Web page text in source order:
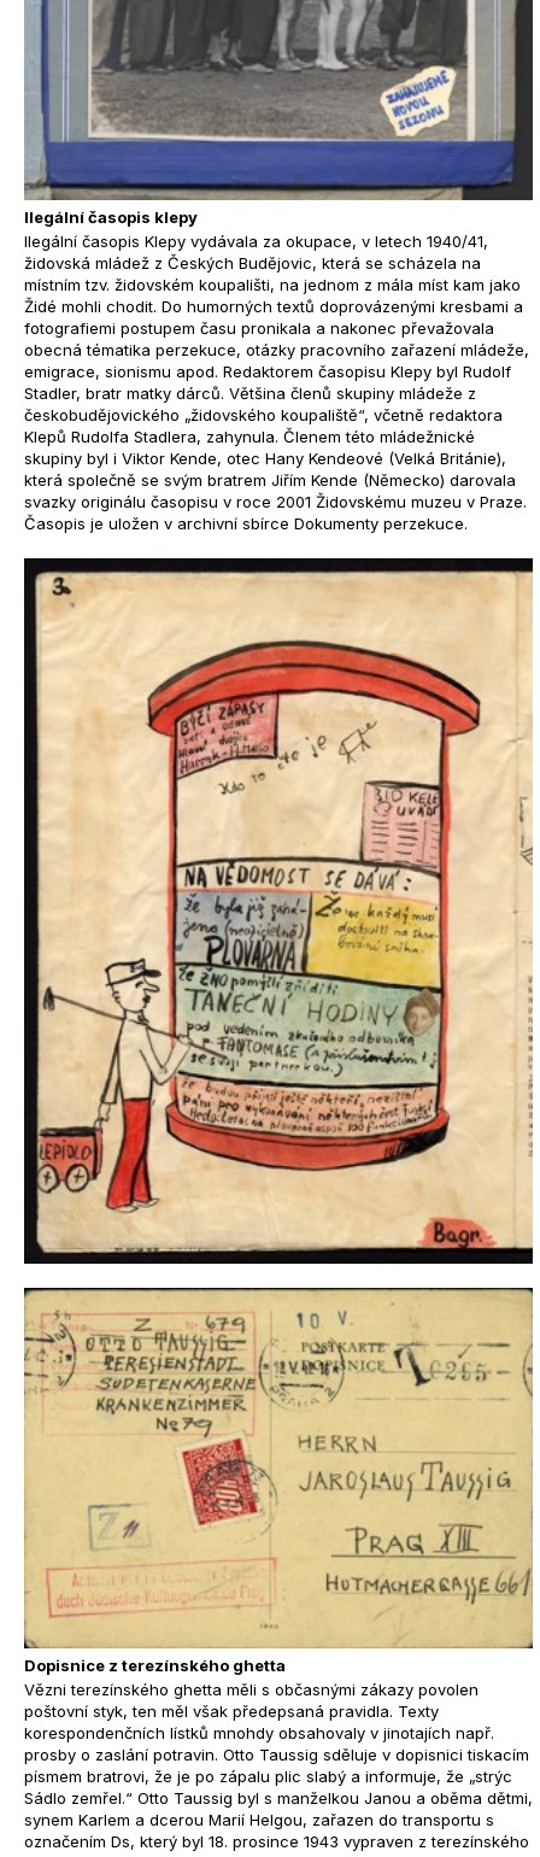
Ilegální časopis klepy
Ilegální časopis Klepy vydávala za okupace, v letech 1940/41,
židovská mládež z Českých Budějovic, která se scházela na
místním tzv. židovském koupališti, na jednom z mála míst kam jako
Židé mohli chodit. Do humorných textů doprovázenými kresbami a
fotografiemi postupem času pronikala a nakonec převažovala
obecná tématika perzekuce, otázky pracovního zařazení mládeže,
emigrace, sionismu apod. Redaktorem časopisu Klepy byl Rudolf
Stadler, bratr matky dárců. Většina členů skupiny mládeže z
českobudějovického „židovského koupaliště“, včetně redaktora
Klepů Rudolfa Stadlera, zahynula. Členem této mládežnické
skupiny byl i Viktor Kende, otec Hany Kendeové (Velká Británie),
která společně se svým bratrem Jiřím Kende (Německo) darovala
svazky originálu časopisu v roce 2001 Židovskému muzeu v Praze.
Časopis je uložen v archivní sbírce Dokumenty perzekuce.
Dopisnice z terezínského ghetta
Vězni terezínského ghetta měli s občasnými zákazy povolen
poštovní styk, ten měl však předepsaná pravidla. Texty
korespondenčních lístků mnohdy obsahovaly v jinotajích např.
prosby o zaslání potravin. Otto Taussig sděluje v dopisnici tiskacím
písmem bratrovi, že je po zápalu plic slabý a informuje, že „strýc
Sádlo zemřel.“ Otto Taussig byl s manželkou Janou a oběma dětmi,
synem Karlem a dcerou Marií Helgou, zařazen do transportu s
označením Ds, který byl 18. prosince 1943 vypraven z terezínského